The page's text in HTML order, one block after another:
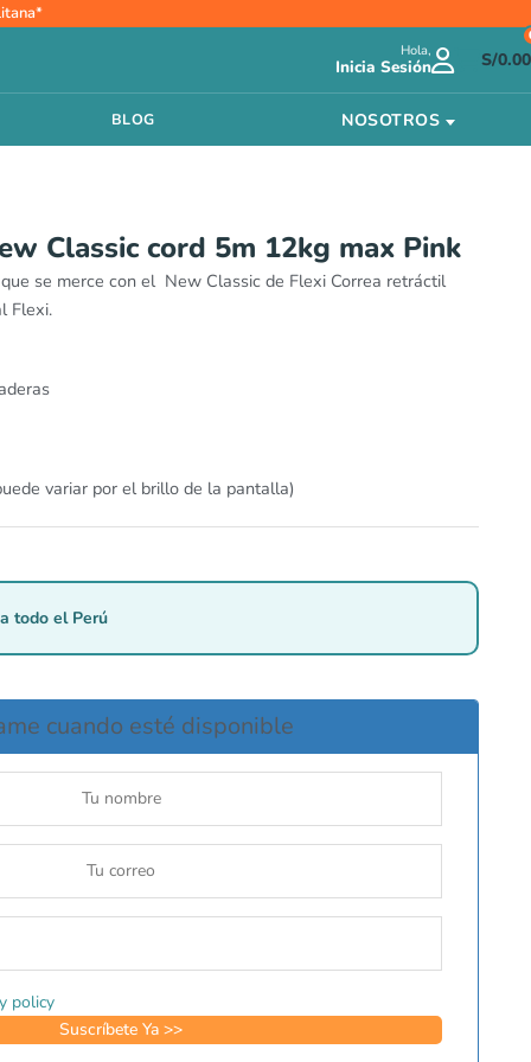
Hola,
Inicia Sesión S/0.00
BLOG NOSOTROS
Classic cord 5m 12kg max Pink
se merce con el New Classic de Flexi Correa retráctil
Flexi.
variar por el brillo de la pantalla)
todo el Perú
cuando esté disponible
policy